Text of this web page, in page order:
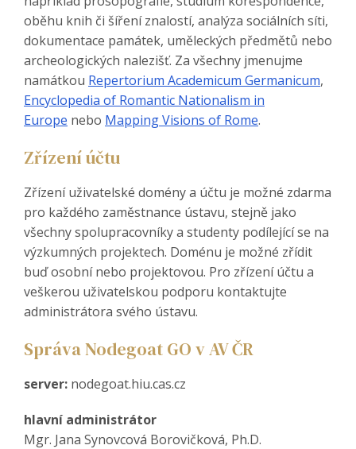
oběhu knih či šíření znalostí, analýza sociálních síti,
dokumentace památek, uměleckých předmětů nebo
archeologických nalezišť. Za všechny jmenujme
namátkou Repertorium Academicum Germanicum,
Encyclopedia of Romantic Nationalism in
Europe nebo Mapping Visions of Rome.
Zřízení účtu
Zřízení uživatelské domény a účtu je možné zdarma
pro každého zaměstnance ústavu, stejně jako
všechny spolupracovníky a studenty podílející se na
výzkumných projektech. Doménu je možné zřídit
buď osobní nebo projektovou. Pro zřízení účtu a
veškerou uživatelskou podporu kontaktujte
administrátora svého ústavu.
Správa Nodegoat GO v AV ČR
server: nodegoat.hiu.cas.cz
hlavní administrátor
Mgr. Jana Synovcová Borovičková, Ph.D.